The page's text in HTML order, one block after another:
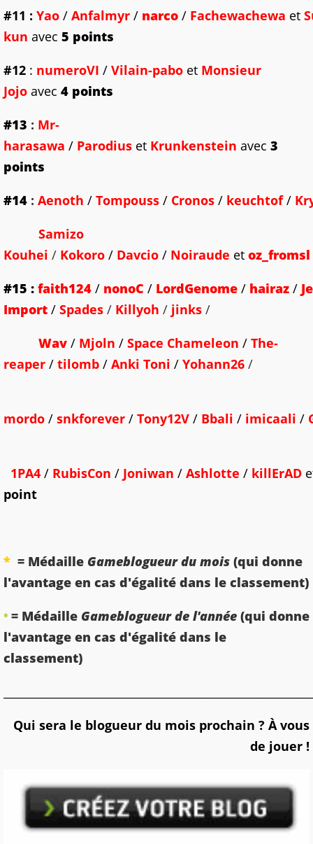
#11 : Yao / Anfalmyr / narco / Fachewachewa et
kun avec 5 points
#12 : numeroVI / Vilain-pabo et Monsieur
Jojo avec 4 points
#13 : Mr-
harasawa / Parodius et Krunkenstein avec 3
points
#14 : Aenoth / Tompouss / Cronos / keuchtof/
Samizo
Kouhei / Kokoro / Davcio / Noiraude et oz_fromsl
#15 : faith124 / nonoC / LordGenome / hairaz /
Import / Spades / Killyoh / jinks /
Wav / Mjoln / Space Chameleon / The-
reaper / tilomb / Anki Toni / Yohann26 /
mordo / snkforever / Tony12V / Bbali / imicaali /
1PA4 / RubisCon / Joniwan / Ashlotte / killErAD
point
* = Médaille Gameblogueur du mois (qui donne
l'avantage en cas d'égalité dans le classement)
* = Médaille Gameblogueur de l'année (qui donne
l'avantage en cas d'égalité dans le
classement)
Qui sera le blogueur du mois prochain ? À vous
de jouer !